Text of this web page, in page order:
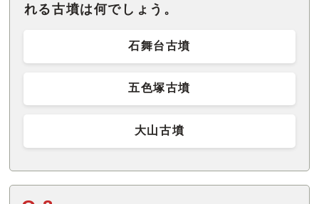
れる古墳は何でしょう。
石舞台古墳
五色塚古墳
大山古墳